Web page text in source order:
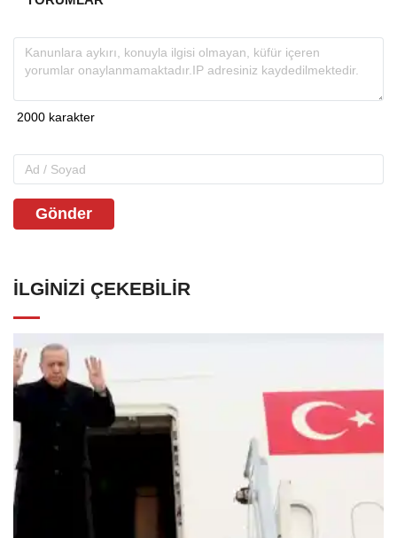
Gönder
İLGINIZI ÇEKEBILIR